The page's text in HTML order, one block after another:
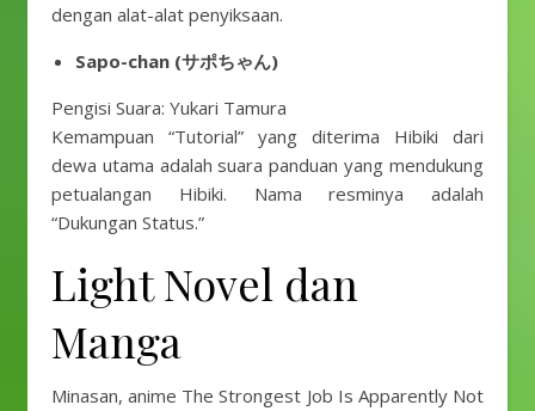
dengan alat-alat penyiksaan.
Sapo-chan (サポちゃん)
Pengisi Suara: Yukari Tamura
Kemampuan “Tutorial” yang diterima Hibiki dari
dewa utama adalah suara panduan yang mendukung
petualangan Hibiki. Nama resminya adalah
“Dukungan Status.”
Light Novel dan
Manga
Minasan, anime The Strongest Job Is Apparently Not